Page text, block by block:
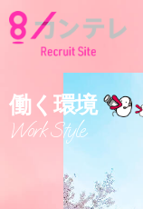
働く環境
Work Style